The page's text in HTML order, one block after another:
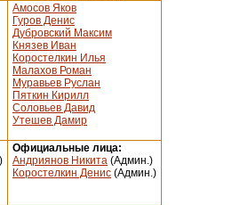
Амосов Яков
Гуров Денис
Дубровский Максим
Князев Иван
Коростелкин Илья
Малахов Роман
Муравьев Руслан
Пяткин Кирилл
Соловьев Давид
Утешев Дамир
Официальные лица:
Андриянов Никита (Админ.)
Коростелкин Денис (Админ.)